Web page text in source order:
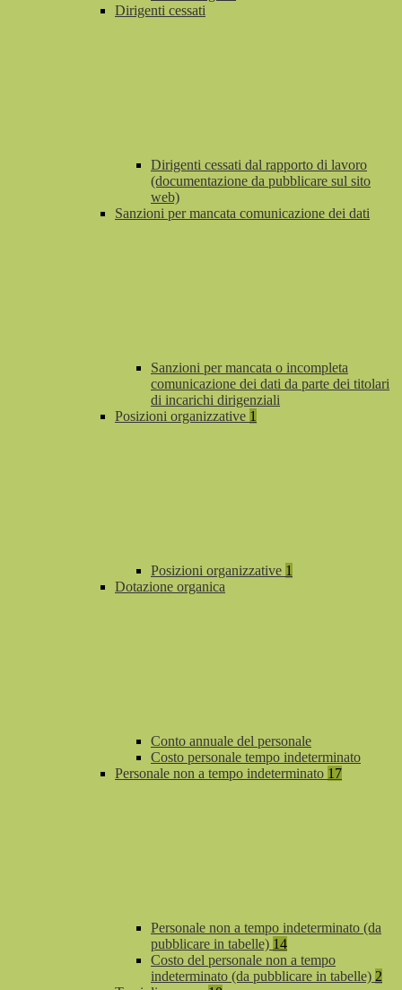
Dirigenti cessati
Dirigenti cessati dal rapporto di lavoro
(documentazione da pubblicare sul sito
web)
Sanzioni per mancata comunicazione dei dati
Sanzioni per mancata o incompleta
comunicazione dei dati da parte dei titolari
di incarichi dirigenziali
Posizioni organizzative 1
Posizioni organizzative 1
Dotazione organica
Conto annuale del personale
Costo personale tempo indeterminato
Personale non a tempo indeterminato 17
Personale non a tempo indeterminato (da
pubblicare in tabelle) 14
Costo del personale non a tempo
indeterminato (da pubblicare in tabelle) 2